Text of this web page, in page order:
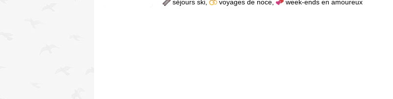
séjours ski
voyages de noce week-ends en amoureux